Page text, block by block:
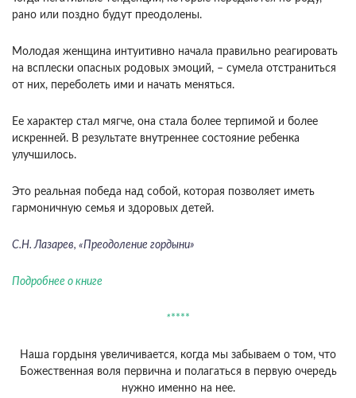
рано или поздно будут преодолены.
Молодая женщина интуитивно начала правильно реагировать
на всплески опасных родовых эмоций, – сумела отстраниться
от них, переболеть ими и начать меняться.
Ее характер стал мягче, она стала более терпимой и более
искренней. В результате внутреннее состояние ребенка
улучшилось.
Это реальная победа над собой, которая позволяет иметь
гармоничную семья и здоровых детей.
С.Н. Лазарев, «Преодоление гордыни»
Подробнее о книге
*****
Наша гордыня увеличивается, когда мы забываем о том, что
Божественная воля первична и полагаться в первую очередь
нужно именно на нее.